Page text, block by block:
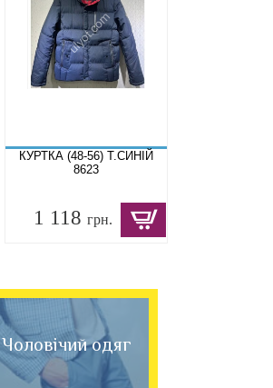
КУРТКА (48-56) Т.СИНІЙ
8623
1 118грн.
Чоловічий одяг